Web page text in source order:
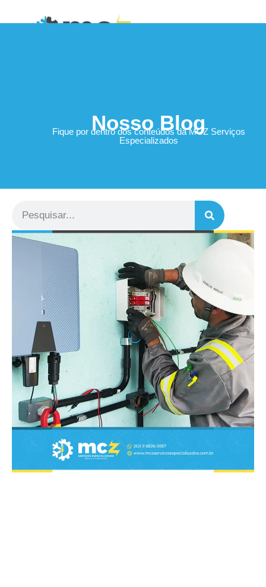
Nosso Blog
Fique por dentro dos conteúdos da MCZ Serviços
Especializados